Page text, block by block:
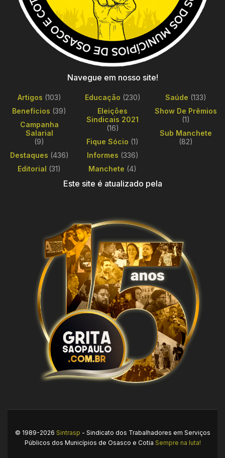
Navegue em nosso site!
Artigos (103)
Benefícios (39)
Campanha
Salarial
(9)
Destaques (436)
Editorial (31)
Educação (230)
Eleições
Sindicais 2021
(16)
Fique Sócio (1)
Informes (336)
Manchete (4)
Saúde (133)
Show De Prêmios
(1)
Sub Manchete
(82)
Este site é atualizado pela
© 1989-2026 Sintrasp - Sindicato dos Trabalhadores em Serviços
Públicos dos Municípios de Osasco e Cotia Sempre na luta!